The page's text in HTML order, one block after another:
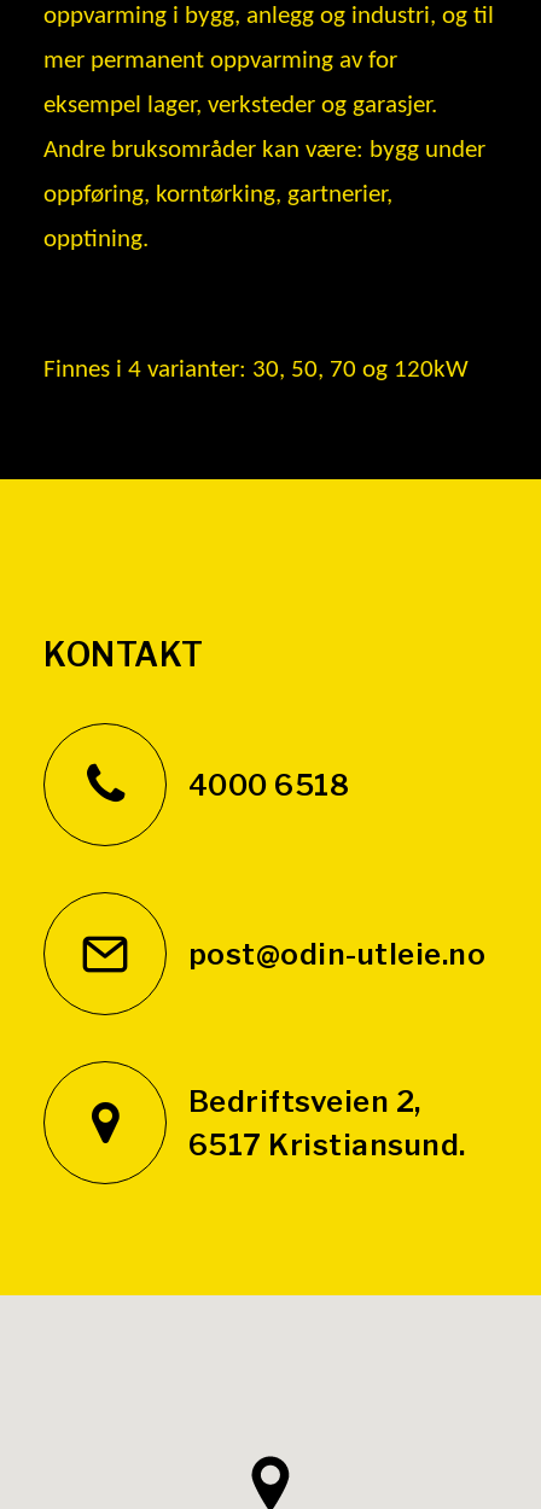
oppvarming i bygg, anlegg og industri, og til
mer permanent oppvarming av for
eksempel lager, verksteder og garasjer.
Andre bruksområder kan være: bygg under
oppføring, korntørking, gartnerier,
opptining.
Finnes i 4 varianter: 30, 50, 70 og 120kW
KONTAKT
4000 6518
post@odin-utleie.no
Bedriftsveien 2,
6517 Kristiansund.